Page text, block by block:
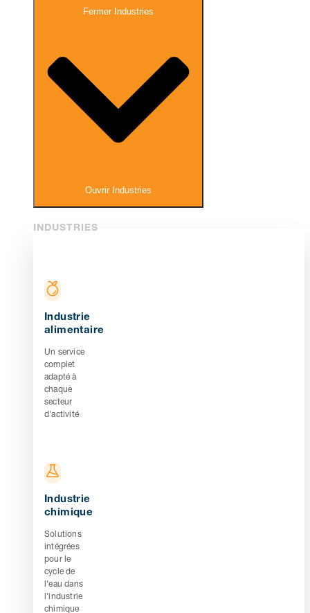
Fermer Industries
Ouvrir Industries
INDUSTRIES
Industrie
alimentaire
Un service
complet
adapté à
chaque
secteur
d'activité
Industrie
chimique
Solutions
intégrées
pour le
cycle de
l'eau dans
l'industrie
chimique